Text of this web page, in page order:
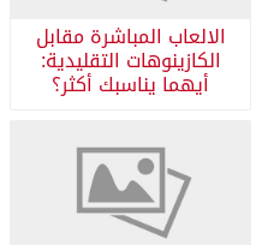
الالعاب المباشرة مقابل
الكازينوهات التقليدية:
أيهما يناسبك أكثر؟